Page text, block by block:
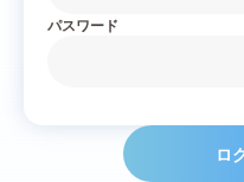
パスワード
ロ